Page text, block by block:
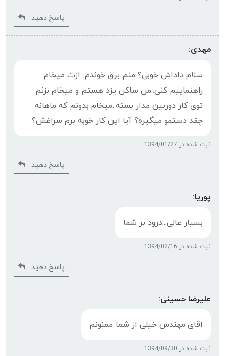
پاسخ دهید
مهدی:
سلام داداش خوبی؟ منم برق خوندم...ازت میخام
راهنماییم کنی..من ساکن یزد هستم و میخام بزنم
توی کار دوربین مدار بسته..میخام بدونم که ماهانه
چقد دستمو میگیره؟ آیا این کار خوبه برم سراغش؟
ثبت شده در 1394/01/27
پاسخ دهید
پوریا:
بسیار عالی...درود بر شما
ثبت شده در 1394/02/16
پاسخ دهید
علیرضا حسینی:
اقای مهندس خیلی از شما ممنونم
ثبت شده در 1394/09/30